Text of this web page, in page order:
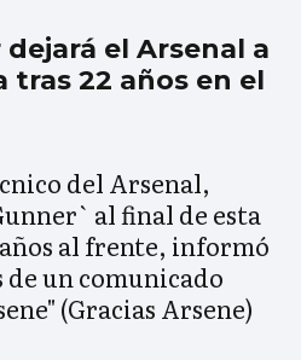
el Arsenal a
22 años en el
del Arsenal,
al final de esta
al frente, informó
un comunicado
(Gracias Arsene)